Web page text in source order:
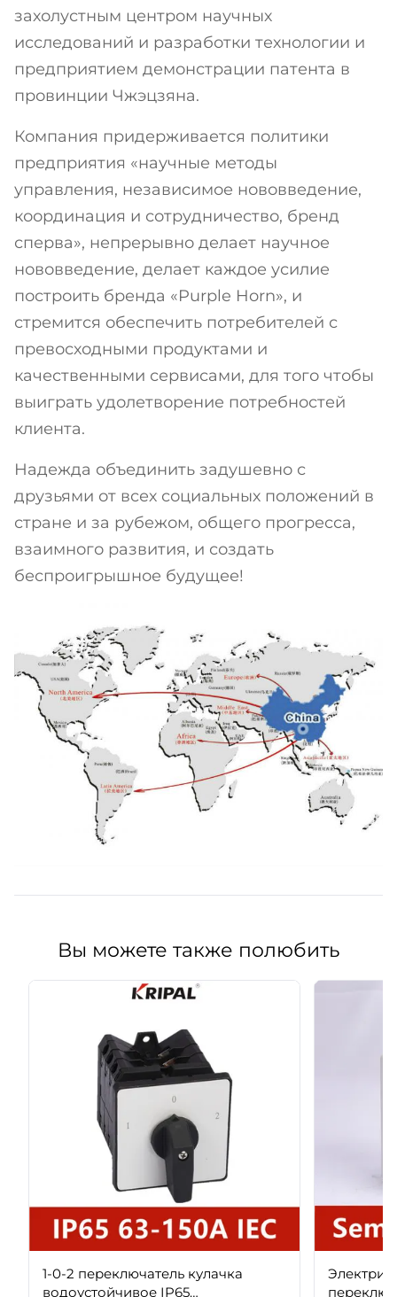
захолустным центром научных
исследований и разработки технологии и
предприятием демонстрации патента в
провинции Чжэцзяна.
Компания придерживается политики
предприятия «научные методы
управления, независимое нововведение,
координация и сотрудничество, бренд
сперва», непрерывно делает научное
нововведение, делает каждое усилие
построить бренда «Purple Horn», и
стремится обеспечить потребителей с
превосходными продуктами и
качественными сервисами, для того чтобы
выиграть удолетворение потребностей
клиента.
Надежда объединить задушевно с
друзьями от всех социальных положений в
стране и за рубежом, общего прогресса,
взаимного развития, и создать
беспроигрышное будущее!
Вы можете также полюбить
1-0-2 переключатель кулачка
водоустойчивое IP65